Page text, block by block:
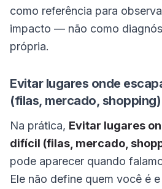
como referência para
impacto — não como
própria.
Evitar lugares onde
(filas, mercado, shopping)
Na prática, Evitar lugares
difícil (filas, mercado,
pode aparecer quando
Ele não define quem você é